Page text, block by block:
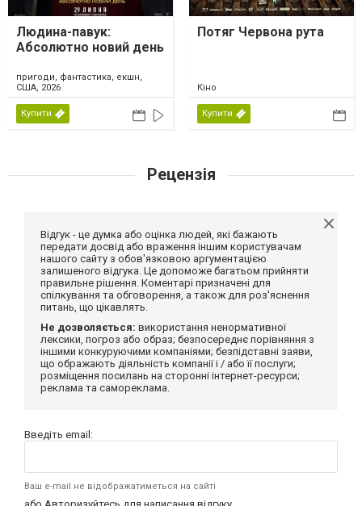
Людина-павук:
Абсолютно новий день
пригоди, фантастика, екшн,
США, 2026
Купити
Потяг Червона рута
Кіно
Купити
Рецензія
Відгук - це думка або оцінка людей, які бажають
передати досвід або враження іншим користувачам
нашого сайту з обов'язковою аргументацією
залишеного відгука. Це допоможе багатьом прийняти
правильне рішення. Коментарі призначені для
спілкування та обговорення, а також для роз'яснення
питань, що цікавлять.
Не дозволяється: використання ненормативної
лексики, погроз або образ; безпосереднє порівняння з
іншими конкуруючими компаніями; безпідставні заяви,
що ображають діяльність компанії і / або її послуги;
розміщення посилань на сторонні інтернет-ресурси;
реклама та самореклама.
Введіть email:
Ваш e-mail не відображатиметься на сайті